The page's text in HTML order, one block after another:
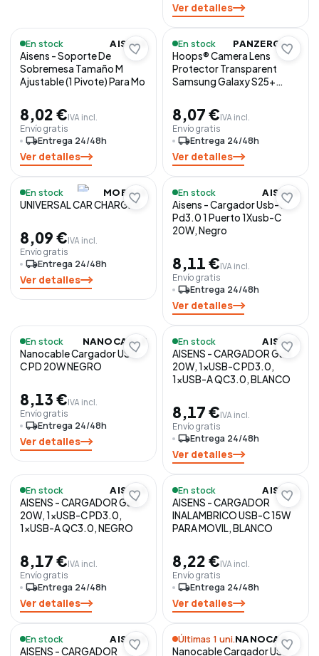
Ver detalles
En stock AISENS
Aisens - Soporte De
Sobremesa Tamaño M
Ajustable (1 Pivote) Para Mo
8,02 €IVA incl.
Envío gratis
local_shippingEntrega 24/48h
Ver detalles
En stock PANZERGLASS
Hoops® Camera Lens
Protector Transparent
Samsung Galaxy S25+
pieza(s)
8,07 €IVA incl.
Envío gratis
local_shippingEntrega 24/48h
Ver detalles
En stock MOBILIS
UNIVERSAL CAR CHARGER
8,09 €IVA incl.
Envío gratis
local_shippingEntrega 24/48h
Ver detalles
En stock AISENS
Aisens - Cargador Usb-C
Pd3.0 1 Puerto 1Xusb-C
20W, Negro
8,11 €IVA incl.
Envío gratis
local_shippingEntrega 24/48h
Ver detalles
En stock NANOCABLE
Nanocable Cargador USB-
C PD 20W NEGRO
8,13 €IVA incl.
Envío gratis
local_shippingEntrega 24/48h
Ver detalles
En stock AISENS
AISENS - CARGADOR GaN
20W, 1xUSB-C PD3.0,
1xUSB-A QC3.0, BLANCO
8,17 €IVA incl.
Envío gratis
local_shippingEntrega 24/48h
Ver detalles
En stock AISENS
AISENS - CARGADOR GaN
20W, 1xUSB-C PD3.0,
1xUSB-A QC3.0, NEGRO
8,17 €IVA incl.
Envío gratis
local_shippingEntrega 24/48h
Ver detalles
En stock AISENS
AISENS - CARGADOR
INALAMBRICO USB-C 15W
PARA MOVIL, BLANCO
8,22 €IVA incl.
Envío gratis
local_shippingEntrega 24/48h
Ver detalles
En stock AISENS
AISENS - CARGADOR
Últimas 1 uni. NANOCABLE
Nanocable Cargador USB-